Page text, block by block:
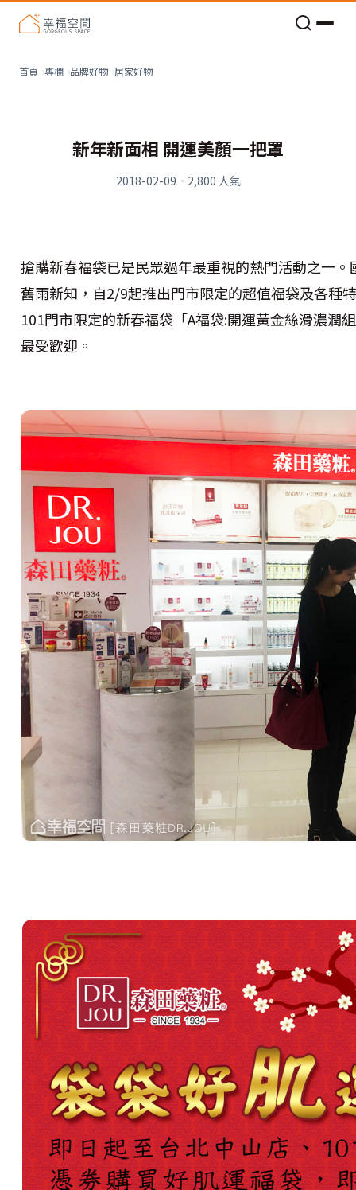
首頁 專欄 品牌好物 居家好物
新年新面相 開運美顏一把罩
2018-02-09 · 2,800 人氣
搶購新春福袋已是民眾過年最重視的熱門活動之一
舊雨新知，自2/9起推出門市限定的超值福袋及各種
101門市限定的新春福袋「A福袋:開運黃金絲滑濃潤
最受歡迎。